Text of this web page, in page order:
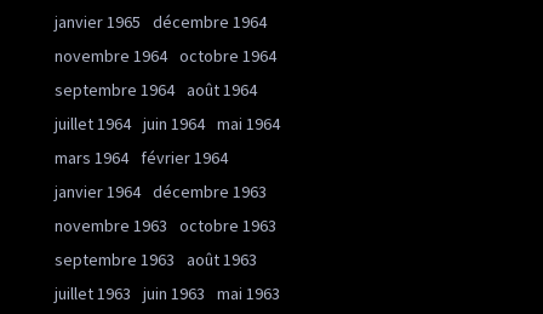
janvier 1965
décembre 1964
novembre 1964 octobre 1964
septembre 1964 août 1964
juillet 1964 juin 1964 mai 1964
mars 1964
février 1964
janvier 1964 décembre 1963
novembre 1963
octobre 1963
septembre 1963
août 1963
juillet 1963
juin 1963
mai 1963